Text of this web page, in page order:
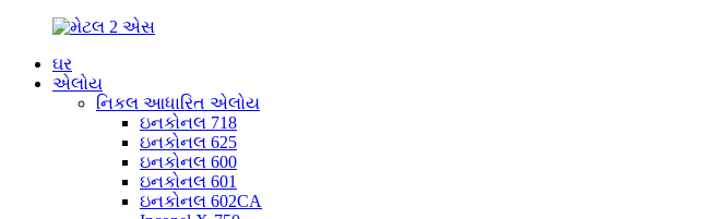
ઘર
એલોય
નિકલ આધારિત એલોય
ઇનકોનલ 718
ઇનકોનલ 625
ઇનકોનલ 600
ઇનકોનલ 601
ઇનકોનલ 602CA